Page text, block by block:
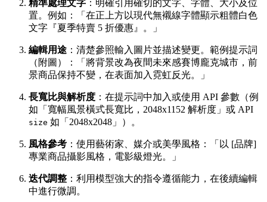
精準處理文字 ：明確引用確切的文字、字體、大小及位
置。例如：「在正上方以現代無襯線字體顯示粗體白色
文字『夏季特賣 5 折優惠』。」
編輯用途 ：清楚參照輸入圖片並描述變更。範例提示詞
（附圖）：「將背景改為夜間未來感賽博龐克城市，前
景商品保持不變，在表面加入霓虹反光。」
長寬比與解析度 ：在提示詞中加入或使用 API 參數（例
如「寬幅風景橫式長寬比，2048x1152 解析度」或 API
size 如「2048x2048」）。
風格參考 ：使用藝術家、媒介或美學風格：「以 [品牌]
專業商品攝影風格，電影級燈光。」
迭代調整 ：利用模型強大的指令遵循能力，在後續編輯
中進行微調。